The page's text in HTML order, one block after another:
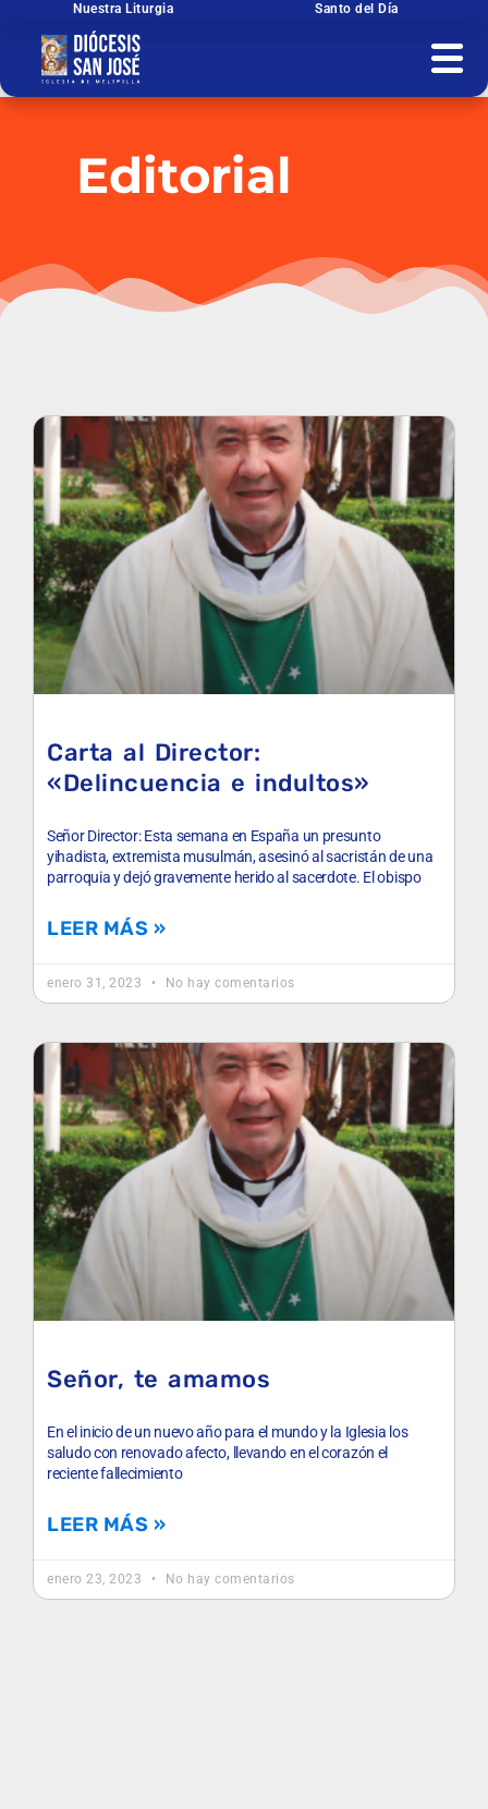
contenido
Nuestra Liturgia Santo del Día
Editorial
Carta al Director:
«Delincuencia e indultos»
Señor Director: Esta semana en España un presunto
yihadista, extremista musulmán, asesinó al sacristán de una
parroquia y dejó gravemente herido al sacerdote. El obispo
LEER MÁS »
enero 31, 2023 No hay comentarios
Señor, te amamos
En el inicio de un nuevo año para el mundo y la Iglesia los
saludo con renovado afecto, llevando en el corazón el
reciente fallecimiento
LEER MÁS »
enero 23, 2023 No hay comentarios